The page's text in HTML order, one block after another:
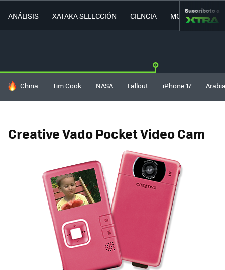
ANÁLISIS XATAKA SELECCIÓN CIENCIA MOVILIDAD
Suscríbete a
HOY SE HABLA DE
China Tim Cook NASA Fallout iPhone 17
Creative Vado Pocket Video Cam